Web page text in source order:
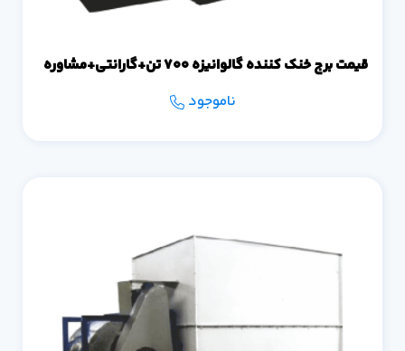
قیمت برج خنک کننده گالوانیزه 700 تن+گارانتی+مشاوره
ناموجود